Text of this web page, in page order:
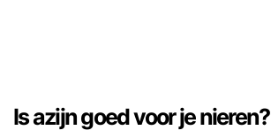
Is azijn goed voor je nieren?